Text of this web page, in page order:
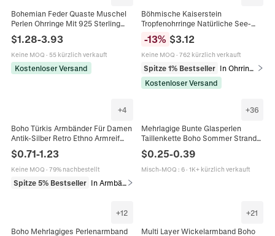
Bohemian Feder Quaste Muschel
Perlen Ohrringe Mit 925 Sterling
Silver Earring Post Vintage Ethnisch
Urlaub Stil Für Damen
$1.28-3.93
Keine MOQ · 55 kürzlich verkauft
Kostenloser Versand
Böhmische Kaiserstein
Tropfenohrringe Natürliche See-
Sediment-Jaspis Legierung Haken
Schmuck Ethno Vintage Für Damen
-13% $3.12
Keine MOQ · 762 kürzlich verkauft
Spitze 1% Bestseller
In Ohrringe
Kostenloser Versand
+4
Boho Türkis Armbänder Für Damen
Antik-Silber Retro Ethno Armreif
Feder Sonne Blatt Charme
Schmuck Kombination Geschenk
$0.71-1.23
Keine MOQ · 79% nachbestellt
Spitze 5% Bestseller In Armbänder
+36
Mehrlagige Bunte Glasperlen
Taillenkette Boho Sommer Strand
Bikini Körperschmuck
Handgefertigt Für Damen
$0.25-0.39
Misch-MOQ : 6· 1K+ kürzlich verkauft
+12
Boho Mehrlagiges Perlenarmband
+21
Multi Layer Wickelarmband Boho